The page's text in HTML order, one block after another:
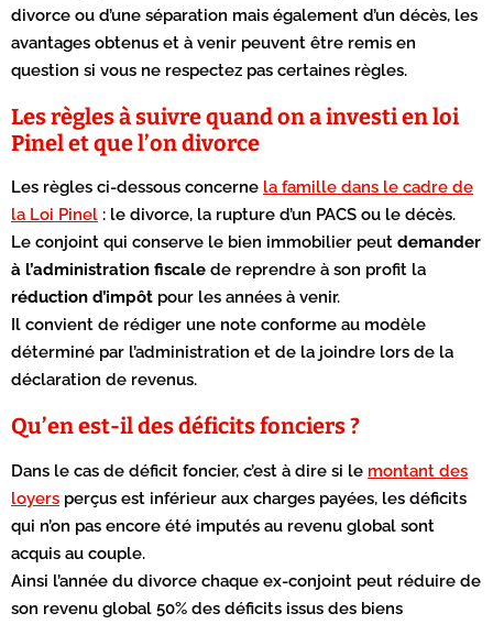
divorce ou d’une séparation mais également d’un décès, les
avantages obtenus et à venir peuvent être remis en
question si vous ne respectez pas certaines règles.
Les règles à suivre quand on a investi en loi
Pinel et que l’on divorce
Les règles ci-dessous concerne la famille dans le cadre de
la Loi Pinel : le divorce, la rupture d’un PACS ou le décès.
Le conjoint qui conserve le bien immobilier peut demander
à l’administration fiscale de reprendre à son profit la
réduction d’impôt pour les années à venir.
Il convient de rédiger une note conforme au modèle
déterminé par l’administration et de la joindre lors de la
déclaration de revenus.
Qu’en est-il des déficits fonciers ?
Dans le cas de déficit foncier, c’est à dire si le montant des
loyers perçus est inférieur aux charges payées, les déficits
qui n’on pas encore été imputés au revenu global sont
acquis au couple.
Ainsi l’année du divorce chaque ex-conjoint peut réduire de
son revenu global 50% des déficits issus des biens